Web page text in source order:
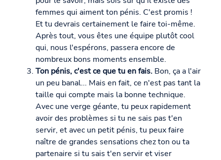
femmes qui aiment ton pénis. C'est promis !
Et tu devrais certainement le faire toi-même.
Après tout, vous êtes une équipe plutôt cool
qui, nous l'espérons, passera encore de
nombreux bons moments ensemble.
Ton pénis, c'est ce que tu en fais. Bon, ça a l'air
un peu banal... Mais en fait, ce n'est pas tant la
taille qui compte mais la bonne technique.
Avec une verge géante, tu peux rapidement
avoir des problèmes si tu ne sais pas t'en
servir, et avec un petit pénis, tu peux faire
naître de grandes sensations chez ton ou ta
partenaire si tu sais t'en servir et viser